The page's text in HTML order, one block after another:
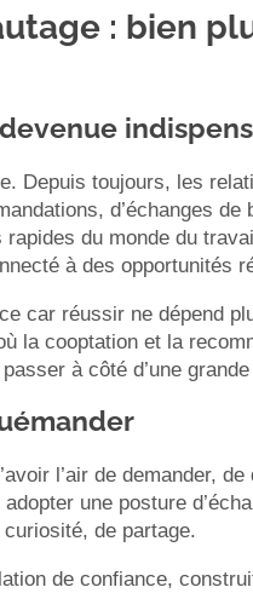
: bien
Depuis toujours, les
d’échanges
rapides du monde du
à des opportunités
car réussir ne dépend
la cooptation et la
à côté d’une
l’air de demander,
une posture
de partage.
de confiance,